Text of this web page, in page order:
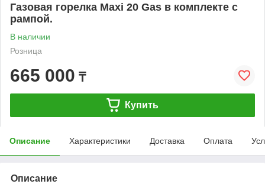
Газовая горелка Maxi 20 Gas в комплекте с
рампой.
В наличии
Розница
665 000 ₸
Купить
Описание Характеристики Доставка Оплата
Описание